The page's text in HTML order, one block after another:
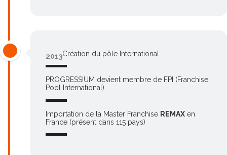
2013Création du pôle International
PROGRESSIUM devient membre de FPI (Franchise
Pool International)
Importation de la Master Franchise REMAX en
France (présent dans 115 pays)